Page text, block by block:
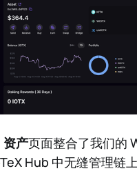
资产页面整合了我们的
Hub 中无缝管理链